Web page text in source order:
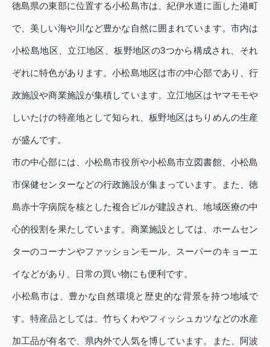
徳島県の東部に位置する小松島市は、紀伊水道に面した港町
で、美しい海や川など豊かな自然に囲まれています。市内は
小松島地区、立江地区、板野地区の3つから構成され、それ
ぞれに特色があります。小松島地区は市の中心部であり、行
政施設や商業施設が集積しています。立江地区はヤマモモや
しいたけの特産地として知られ、板野地区はちりめんの生産
が盛んです。
市の中心部には、小松島市役所や小松島市立図書館、小松島
市保健センターなどの行政施設が集まっています。また、徳
島赤十字病院を核とした複合ビルが建設され、地域医療の中
心的役割を果たしています。商業施設としては、ホームセン
ターのコーナンやファッションモール、スーパーのキョーエ
イなどがあり、日常の買い物にも便利です。
小松島市は、豊かな自然環境と歴史的な背景を持つ地域で
す。特産品としては、竹ちくわやフィッシュカツなどの水産
加工品が有名で、県内外で人気を博しています。また、阿波